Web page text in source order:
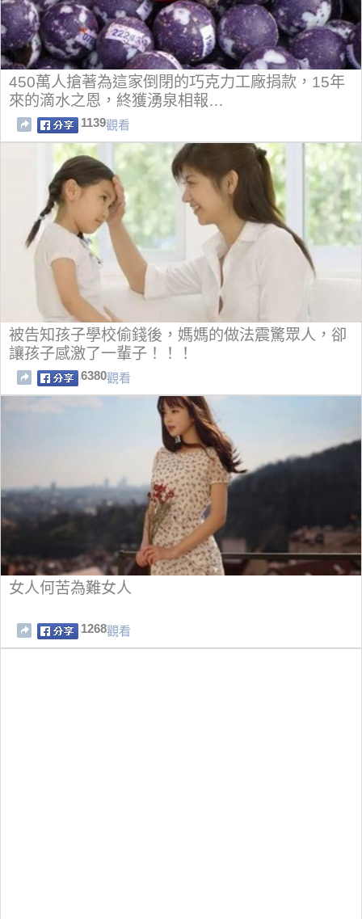
450萬人搶著為這家倒閉的巧克力工廠捐款，15年
來的滴水之恩，終獲湧泉相報…
1139觀看
被告知孩子學校偷錢後，媽媽的做法震驚眾人，卻
讓孩子感激了一輩子！！！
6380觀看
女人何苦為難女人
1268觀看